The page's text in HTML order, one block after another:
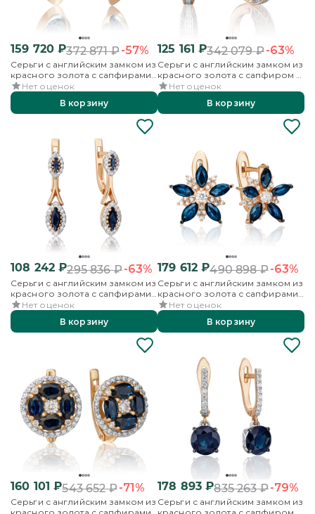
159 720 ₽372 871₽-57%
Серьги с английским замком из
красного золота с сапфирами
и бриллиантами
Нет оценок
В корзину
125 161 ₽342 079₽-63%
Серьги с английским замком из
красного золота с сапфиром и
бриллиантами
Нет оценок
В корзину
108 242 ₽295 836₽-63%
Серьги с английским замком из
красного золота с сапфирами
и бриллиантами
Нет оценок
В корзину
179 612 ₽490 898₽-63%
Серьги с английским замком из
красного золота с сапфирами
и бриллиантами
Нет оценок
В корзину
160 101 ₽543 652₽-71%
Серьги с английским замком из
178 893 ₽835 263₽-79%
Серьги с английским замком из